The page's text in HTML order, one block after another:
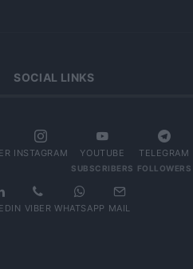
SOCIAL LINKS
INSTAGRAM YOUTUBE
SUBSCRIBERS
TELEGRAM
FOLLOWERS
VIBER WHATSAPP MAIL